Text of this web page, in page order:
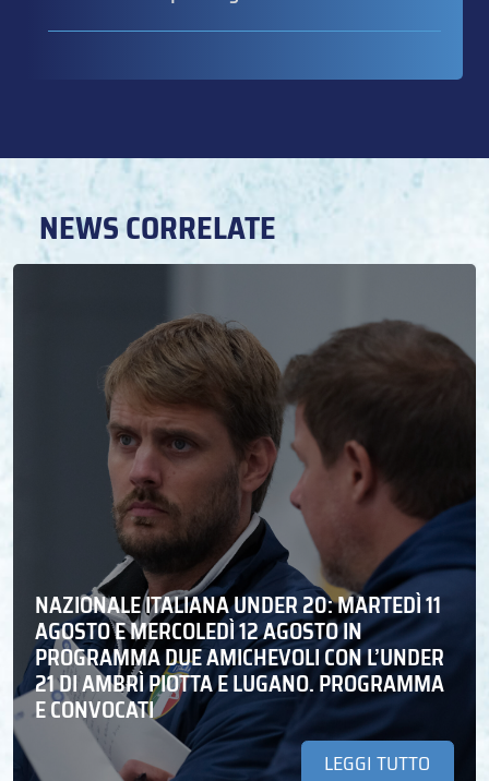
NEWS CORRELATE
NAZIONALE ITALIANA UNDER 20: MARTEDÌ 11
AGOSTO E MERCOLEDÌ 12 AGOSTO IN
PROGRAMMA DUE AMICHEVOLI CON L’UNDER
21 DI AMBRÌ PIOTTA E LUGANO. PROGRAMMA
E CONVOCATI
LEGGI TUTTO